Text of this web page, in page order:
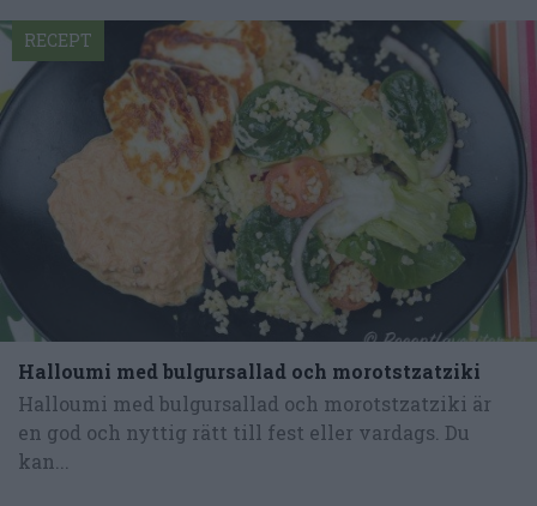
Halloumi med bulgursallad och morotstzatziki
Halloumi med bulgursallad och morotstzatziki är
en god och nyttig rätt till fest eller vardags. Du
kan...
RECEPT